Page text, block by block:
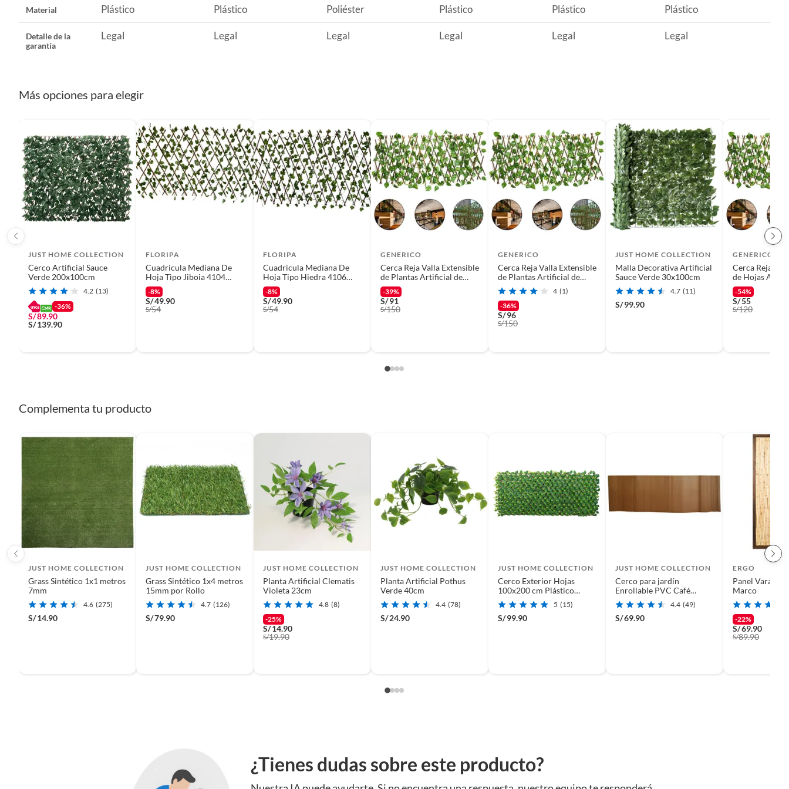
exteriores. Su diseño de jardín vertical con flores artificiales es ideal para quienes buscan un ambiente natural sin
complicaciones. El cerco es de color verde, perfecto para crear un ambiente relajante.
Complementa tuCerco Extensible con Flores Artificial Verde
200x100cm
Para complementar tu cerco, considera el grass sintético, ideal para crear una base verde y uniforme. También
puedes agregar plantas artificiales para darle más vida y color a tu espacio. Finalmente, los cintillos son útiles para
asegurar y organizar el cerco.
etc.).
Material Plástico Plástico Poliéster Plástico Plástico Plástico
Detalle de la
garantía
Legal Legal Legal Legal Legal Legal
Más opciones para elegir
JUST HOME COLLECTION
Cerco Artificial Sauce
Verde 200x100cm
4.2 (13)
-36%
S/89.90
S/139.90
FLORIPA
Cuadricula Mediana De
Hoja Tipo Jiboia 4104
FLORIPASTORE
-8%
S/49.90
S/54
FLORIPA
Cuadricula Mediana De
Hoja Tipo Hiedra 4106
FLORIPASTORE
-8%
S/49.90
S/54
GENERICO
Cerca Reja Valla Extensible
de Plantas Artificial de
Jardín Treillage
-39%
S/91
S/150
GENERICO
Cerca Reja Valla Extensible
de Plantas Artificial de
Jardín Treillage 4 (1)
-36%
S/96
S/150
JUST HOME COLLECTION
Malla Decorativa Artificial
Sauce Verde 30x100cm
4.7 (11)
S/99.90
GENERICO
Cerca Reja
de Hojas
Jardín
-54%
S/55
S/120
Complementa tu producto
JUST HOME COLLECTION
Grass Sintético 1x1 metros
7mm
4.6 (275)
S/14.90
JUST HOME COLLECTION
Grass Sintético 1x4 metros
15mm por Rollo
4.7 (126)
S/79.90
JUST HOME COLLECTION
Planta Artificial Clematis
Violeta 23cm
4.8 (8)
-25%
S/14.90
S/19.90
JUST HOME COLLECTION
Planta Artificial Pothus
Verde 40cm
4.4 (78)
S/24.90
JUST HOME COLLECTION
Cerco Exterior Hojas
100x200 cm Plástico
Verde y Café
5 (15)
S/99.90
JUST HOME COLLECTION
Cerco para jardín
Enrollable PVC Café
300x100cm
4.4 (49)
S/69.90
ERGO
Panel Varas
Marco
-22%
S/69.90
S/89.90
¿Tienes dudas sobre este producto?